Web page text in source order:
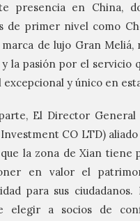
presencia en China,
de primer nivel como
de lujo Gran
la pasión por el servicio
y único en
El Director
CO LTD)
la zona de Xian tiene
en valor el
para sus
elegir a socios de